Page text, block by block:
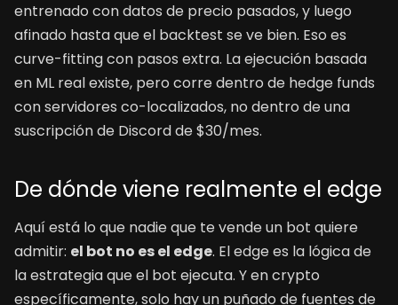
entrenado con datos de precio pasados, y luego
afinado hasta que el backtest se ve bien. Eso es
curve-fitting con pasos extra. La ejecución basada
en ML real existe, pero corre dentro de hedge funds
con servidores co-localizados, no dentro de una
suscripción de Discord de $30/mes.
De dónde viene realmente el edge
Aquí está lo que nadie que te vende un bot quiere
admitir: el bot no es el edge. El edge es la lógica de
la estrategia que el bot ejecuta. Y en crypto
específicamente, solo hay un puñado de fuentes de